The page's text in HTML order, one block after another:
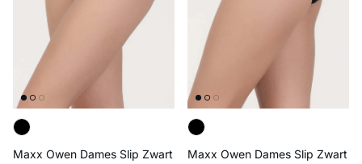
Maxx Owen Dames Slip Zwart
Maxx Owen Dames Slip Zwart